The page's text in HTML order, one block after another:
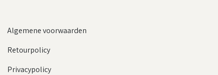
Algemene voorwaarden
Retourpolicy
Privacypolicy